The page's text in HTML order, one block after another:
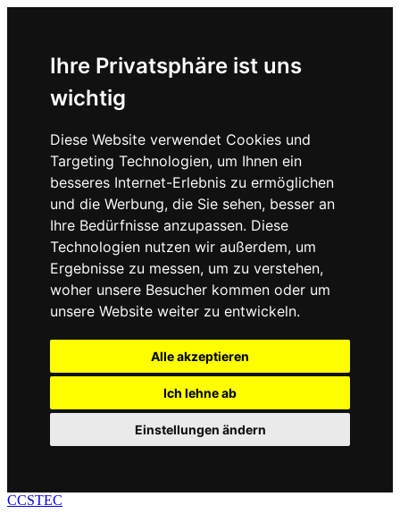
Ihre Privatsphäre ist uns
wichtig
Diese Website verwendet Cookies und
Targeting Technologien, um Ihnen ein
besseres Internet-Erlebnis zu ermöglichen
und die Werbung, die Sie sehen, besser an
Ihre Bedürfnisse anzupassen. Diese
Technologien nutzen wir außerdem, um
Ergebnisse zu messen, um zu verstehen,
woher unsere Besucher kommen oder um
unsere Website weiter zu entwickeln.
Alle akzeptieren
Ich lehne ab
Einstellungen ändern
CCSTEC